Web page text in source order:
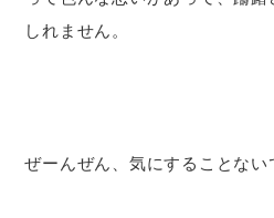
しれません。
ぜーんぜん、気にすることない